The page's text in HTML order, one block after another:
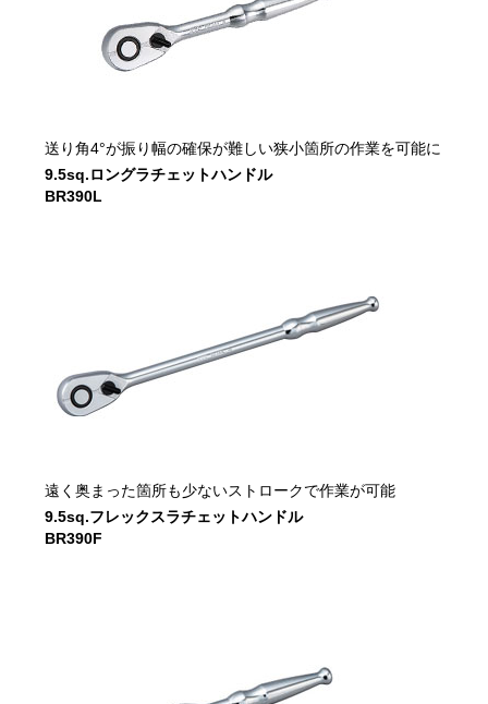
送り角4°が振り幅の確保が難しい狭小箇所の作業を可能に
9.5sq.ロングラチェットハンドル
BR390L
遠く奥まった箇所も少ないストロークで作業が可能
9.5sq.フレックスラチェットハンドル
BR390F